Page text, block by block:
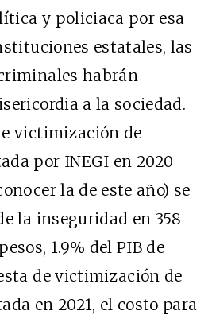
y policiaca por esa
estatales, las
habrán
a la sociedad.
victimización de
por INEGI en 2020
la de este año) se
la inseguridad en 358
1.9% del PIB de
de victimización de
en 2021, el costo para